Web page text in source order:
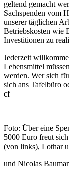
geltend gemacht
Sachspenden vom
unserer täglichen
Betriebskosten wie
Investitionen zu
Jederzeit
Lebensmittel
werden. Wer sich
sich ans Tafelbüro
cf
Foto: Über eine
5000 Euro freut
(von links), Lothar
und Nicolas